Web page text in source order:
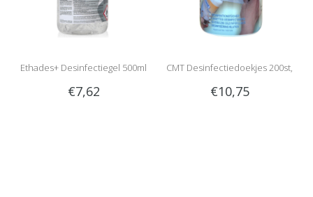
Ethades+ Desinfectiegel 500ml
€7,62
CMT Desinfectiedoekjes 200st,
Wit
€10,75